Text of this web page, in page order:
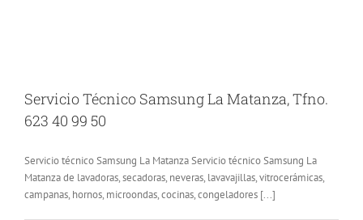
Servicio Técnico Samsung La Matanza, Tfno.
623 40 99 50
Servicio técnico Samsung La Matanza Servicio técnico Samsung La
Matanza de lavadoras, secadoras, neveras, lavavajillas, vitrocerámicas,
campanas, hornos, microondas, cocinas, congeladores [...]